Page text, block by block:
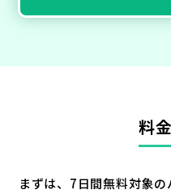
料
まずは、7日間無料対象